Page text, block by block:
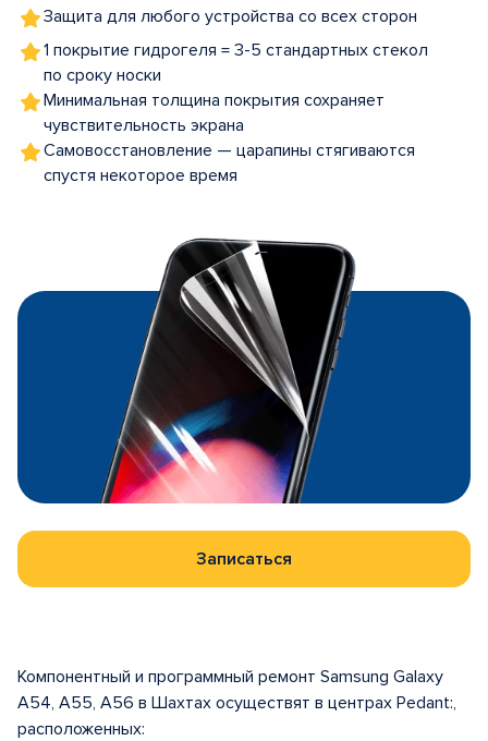
Защита для любого устройства со всех сторон
1 покрытие гидрогеля = 3-5 стандартных стекол
по сроку носки
Минимальная толщина покрытия сохраняет
чувствительность экрана
Самовосстановление — царапины стягиваются
спустя некоторое время
Записаться
Компонентный и программный ремонт Samsung Galaxy
A54, A55, A56 в Шахтах осуществят в центрах Pedant:,
расположенных: